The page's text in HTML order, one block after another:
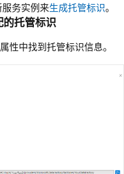
务实例来生成托管标识。
托管标识
性中找到托管标识信息。